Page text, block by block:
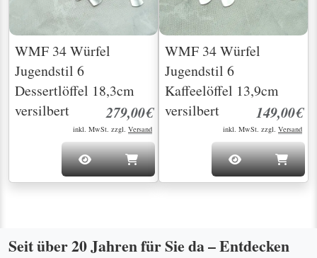
WMF 34 Würfel
Jugendstil 6
Dessertlöffel 18,3cm
versilbert
279,00€
inkl. MwSt. zzgl. Versand
WMF 34 Würfel
Jugendstil 6
Kaffeelöffel 13,9cm
versilbert
149,00€
inkl. MwSt. zzgl. Versand
Seit über 20 Jahren für Sie da – Entdecken